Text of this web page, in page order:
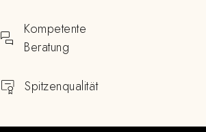
Kompetente
Beratung
Spitzenqualität